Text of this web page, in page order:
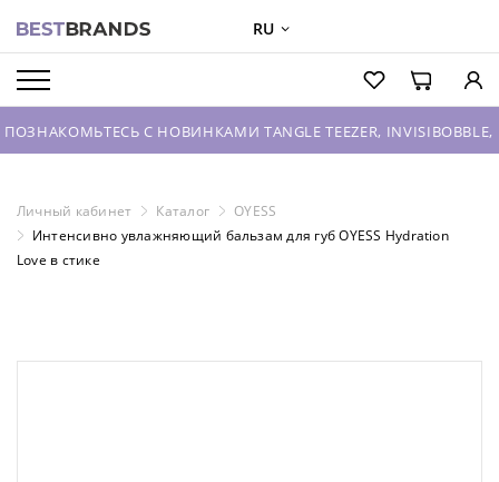
RU
С НОВИНКАМИ TANGLE TEEZER, INVISIBOBBLE, HOUSE
Личный кабинет Каталог
OYESS
Интенсивно увлажняющий бальзам для губ OYESS Hydration
Love в стике
О БРЕНДАХ
КАТАЛОГ
О КОМПАНИИ
ОПТОВЫЕ ПРОДАЖИ
ВХОД ДЛЯ ПАРТНЕРОВ